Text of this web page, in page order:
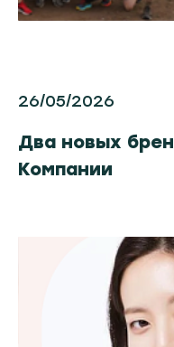
26/05/2026
Два новых
Компании